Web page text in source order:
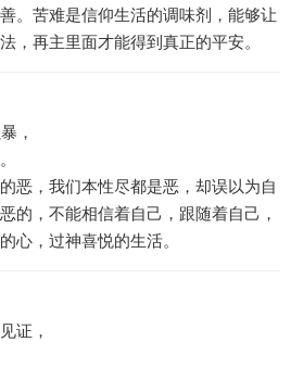
。苦难是信仰生活的调味剂，能够让
，再主里面才能得到真正的平安。
，
恶，我们本性尽都是恶，却误以为自
的，不能相信着自己，跟随着自己，
心，过神喜悦的生活。
证，